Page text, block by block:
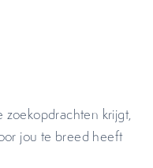
krijgt,
jou te breed heeft